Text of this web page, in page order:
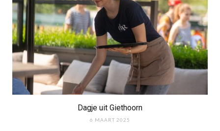
Dagje uit Giethoorn
6 MAART 2025